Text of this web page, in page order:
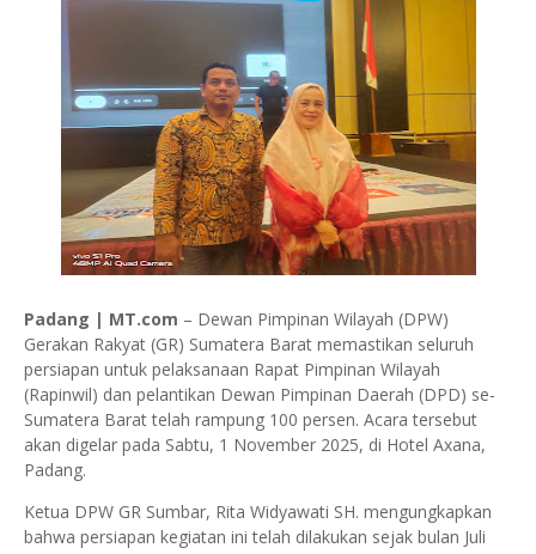
Padang | MT.com – Dewan Pimpinan Wilayah (DPW)
Gerakan Rakyat (GR) Sumatera Barat memastikan seluruh
persiapan untuk pelaksanaan Rapat Pimpinan Wilayah
(Rapinwil) dan pelantikan Dewan Pimpinan Daerah (DPD) se-
Sumatera Barat telah rampung 100 persen. Acara tersebut
akan digelar pada Sabtu, 1 November 2025, di Hotel Axana,
Padang.
Ketua DPW GR Sumbar, Rita Widyawati SH. mengungkapkan
bahwa persiapan kegiatan ini telah dilakukan sejak bulan Juli